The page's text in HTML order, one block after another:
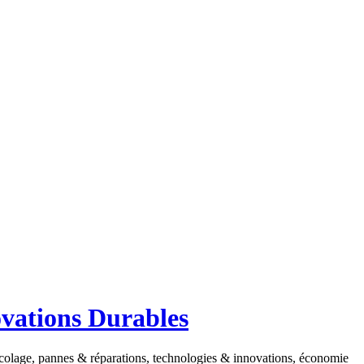
Durables
pannes & réparations, technologies & innovations, économie